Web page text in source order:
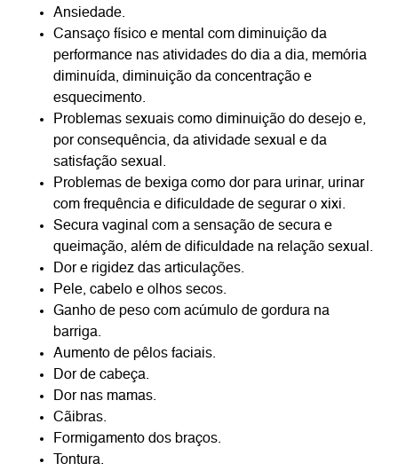
Ansiedade.
Cansaço físico e mental com diminuição da
performance nas atividades do dia a dia, memória
diminuída, diminuição da concentração e
esquecimento.
Problemas sexuais como diminuição do desejo e,
por consequência, da atividade sexual e da
satisfação sexual.
Problemas de bexiga como dor para urinar, urinar
com frequência e dificuldade de segurar o xixi.
Secura vaginal com a sensação de secura e
queimação, além de dificuldade na relação sexual.
Dor e rigidez das articulações.
Pele, cabelo e olhos secos.
Ganho de peso com acúmulo de gordura na
barriga.
Aumento de pêlos faciais.
Dor de cabeça.
Dor nas mamas.
Cãibras.
Formigamento dos braços.
Tontura.